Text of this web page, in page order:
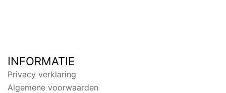
INFORMATIE
Privacy verklaring
Algemene voorwaarden